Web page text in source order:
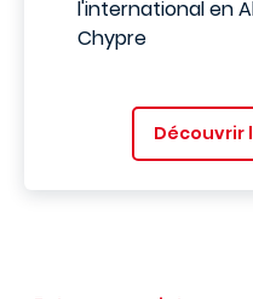
l'international en
Chypre
Découvrir